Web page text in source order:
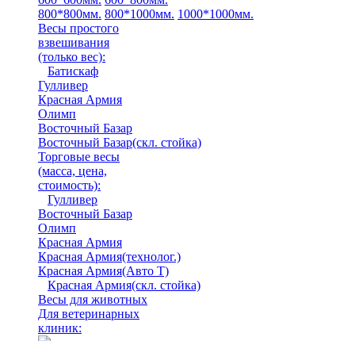
800*800мм. 800*1000мм. 1000*1000мм.
Весы простого
взвешивания
(только вес):
Батискаф
Гулливер
Красная Армия
Олимп
Восточный Базар
Восточный Базар(скл. стойка)
Торговые весы
(масса, цена,
стоимость):
Гулливер
Восточный Базар
Олимп
Красная Армия
Красная Армия(технолог.)
Красная Армия(Авто Т)
Красная Армия(скл. стойка)
Весы для животных
Для ветеринарных
клиник: